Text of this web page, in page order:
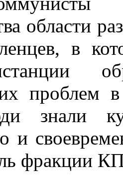
области
в
проблем в
знали
и
фракции